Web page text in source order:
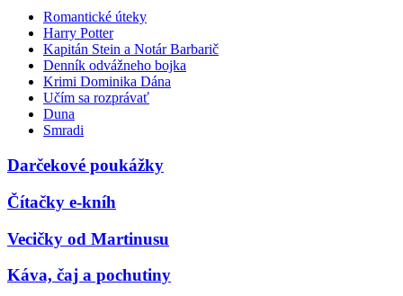
Romantické úteky
Harry Potter
Kapitán Stein a Notár Barbarič
Denník odvážneho bojka
Krimi Dominika Dána
Učím sa rozprávať
Duna
Smradi
Darčekové poukážky
Čítačky e-kníh
Vecičky od Martinusu
Káva, čaj a pochutiny